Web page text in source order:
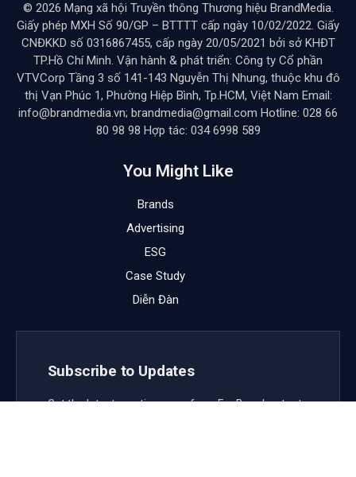
© 2026 Mạng xã hội Truyền thông Thương hiệu BrandMedia.
Giấy phép MXH Số 90/GP – BTTTT cấp ngày 10/02/2022. Giấy
CNĐKKD số 0316867455, cấp ngày 20/05/2021 bởi sở KHĐT
TP.Hồ Chí Minh. Vận hành & phát triển: Công ty Cổ phần
VTVCorp Tầng 3 số 141-143 Nguyễn Thị Nhung, thuộc khu đô
thị Vạn Phúc 1, Phường Hiệp Bình, Tp.HCM, Việt Nam Email:
info@brandmedia.vn; brandmedia@gmail.com Hotline: 028 66
80 98 98 Hợp tác: 034 6998 589
You Might Like
Brands
Advertising
ESG
Case Study
Diễn Đàn
Subscribe to Updates
Get the latest creative news from FooBar about art,